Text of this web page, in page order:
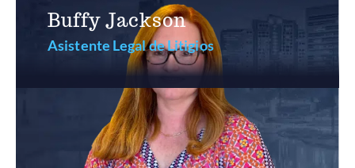
Buffy Jackson
Asistente Legal de Litigios